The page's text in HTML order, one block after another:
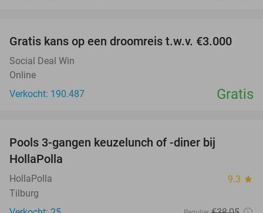
Gratis kans op een droomreis t.w.v. €3.000
Social Deal Win
Online
Verkocht: 190.487
Gratis
Pools 3-gangen keuzelunch of -diner bij
HollaPolla
HollaPolla 9.3 star
Tilburg